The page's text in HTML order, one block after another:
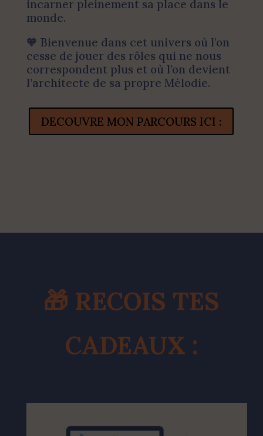
incarner pleinement sa place dans le
monde.
🧡 Bienvenue dans cet univers où l’on
cesse de jouer des rôles qui ne nous
correspondent plus et où l’on devient
l’architecte de sa propre Mélodie.
DECOUVRE MON PARCOURS ICI :
🎁 RECOIS TES
CADEAUX :